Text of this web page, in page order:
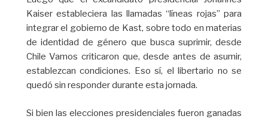
Kaiser estableciera las llamadas “líneas rojas” para
integrar el gobierno de Kast, sobre todo en materias
de identidad de género que busca suprimir, desde
Chile Vamos criticaron que, desde antes de asumir,
establezcan condiciones. Eso sí, el libertario no se
quedó sin responder durante esta jornada.
Si bien las elecciones presidenciales fueron ganadas